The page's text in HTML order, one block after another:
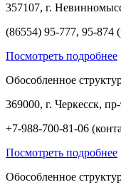
357107, г.
(86554) 95-777, 95-874
Посмотреть подробнее
Обособленное
369000, г. Черкесск,
+7-988-700-81-06
Посмотреть подробнее
Обособленное